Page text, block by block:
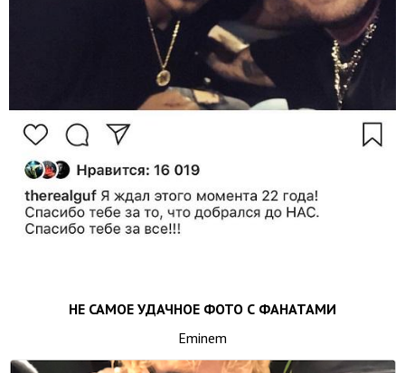
НЕ САМОЕ УДАЧНОЕ ФОТО С ФАНАТАМИ
Eminem